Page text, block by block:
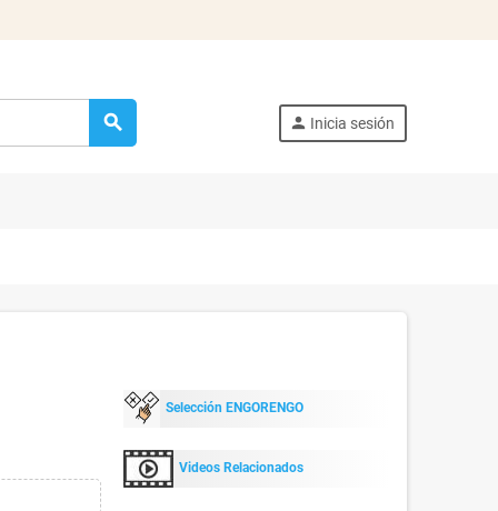
search person Inicia sesión
Selección ENGORENGO
Videos Relacionados